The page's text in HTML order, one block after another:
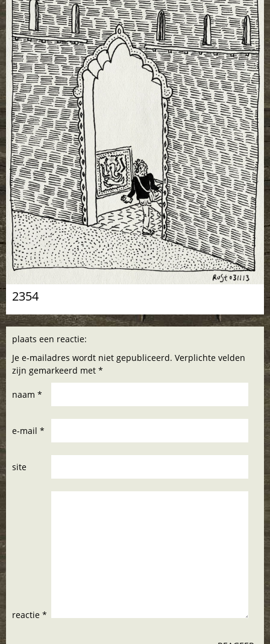
2354
plaats een reactie:
Je e-mailadres wordt niet gepubliceerd. Verplichte velden
zijn gemarkeerd met *
naam *
e-mail *
site
reactie *